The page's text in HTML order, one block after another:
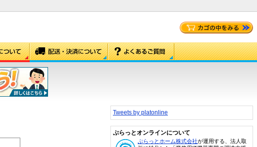
Tweets by platonline
ぷらっとオンラインについて
ぷらっとホーム株式会社が運用する、法人取